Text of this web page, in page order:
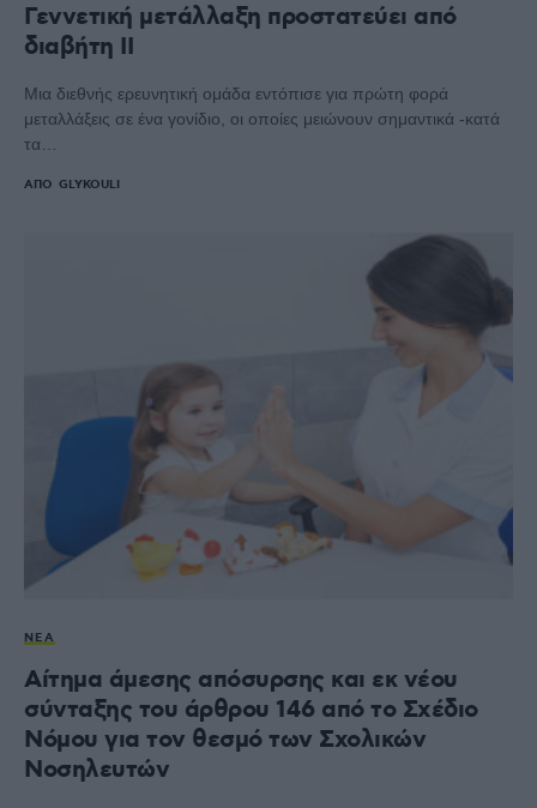
Γεννετική μετάλλαξη προστατεύει από
διαβήτη ΙΙ
Μια διεθνής ερευνητική ομάδα εντόπισε για πρώτη φορά
μεταλλάξεις σε ένα γονίδιο, οι οποίες μειώνουν σημαντικά -κατά
τα…
ΑΠΌ GLYKOULI
ΝΈΑ
Αίτημα άμεσης απόσυρσης και εκ νέου
σύνταξης του άρθρου 146 από το Σχέδιο
Νόμου για τον θεσμό των Σχολικών
Νοσηλευτών